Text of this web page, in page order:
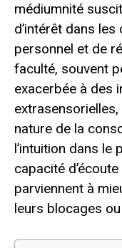
médiumnité
d’intérêt dans
personnel et de
faculté, souvent
exacerbée à des
nature de la
l’intuition dans le
capacité
parviennent à
leurs blocages